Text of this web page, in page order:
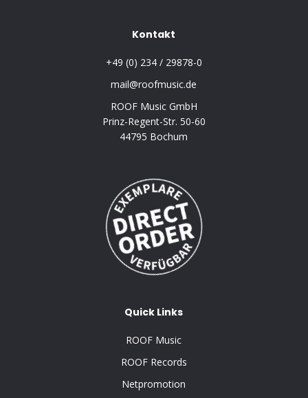
Kontakt
+49 (0) 234 / 29878-0
mail@roofmusic.de
ROOF Music GmbH
Prinz-Regent-Str. 50-60
44795 Bochum
Quick Links
ROOF Music
ROOF Records
Netpromotion